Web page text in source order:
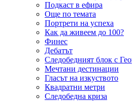
Подкаст в ефира
Още по темата
Портрети на успеха
Как да живеем до 100?
Финес
Дебатът
Следобедният блок с
Мечтани дестинации
Гласът на изкуството
Квадратни метри
Следобедна криза